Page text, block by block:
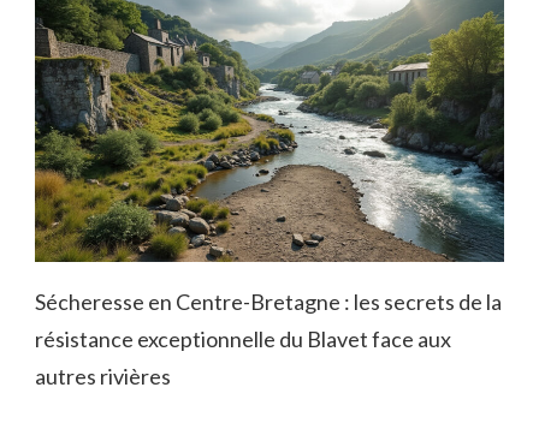
Sécheresse en Centre-Bretagne : les secrets de la
résistance exceptionnelle du Blavet face aux
autres rivières